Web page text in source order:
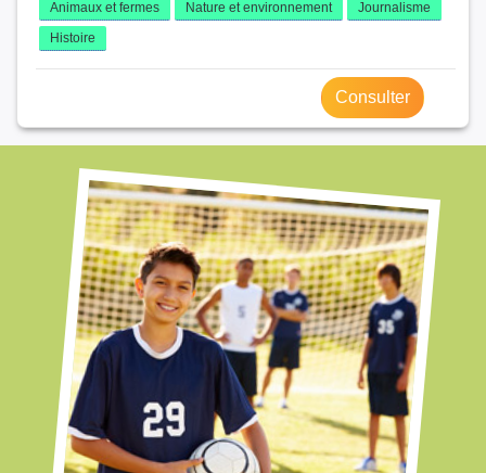
Animaux et fermes Nature et environnement
Journalisme
Histoire
Consulter